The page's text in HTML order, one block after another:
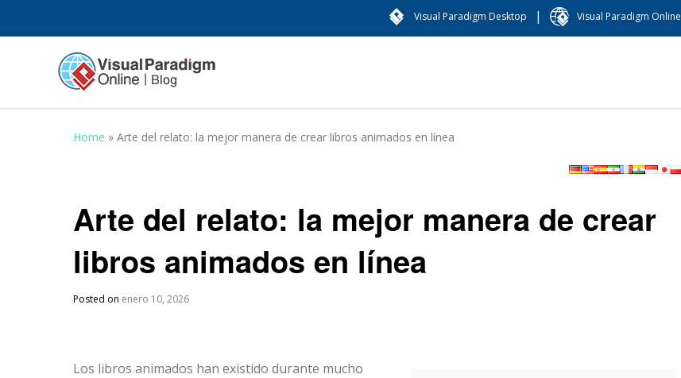
Visual Paradigm Desktop | Visual Paradigm Online
Home » Arte del relato: la mejor manera de crear libros animados en línea
Arte del relato: la mejor manera de crear
libros animados en línea
Posted on enero 10, 2026
Los libros animados han existido durante mucho